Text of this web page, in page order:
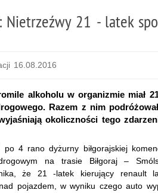
Nietrzeźwy 21 - latek
16.08.2016
alkoholu w organizmie miał
Razem z nim
okoliczności tego
po 4 rano dyżurny biłgorajskiej
na trasie Biłgoraj –
że 21 -latek kierujący renault
pojazdem, w wyniku czego auto